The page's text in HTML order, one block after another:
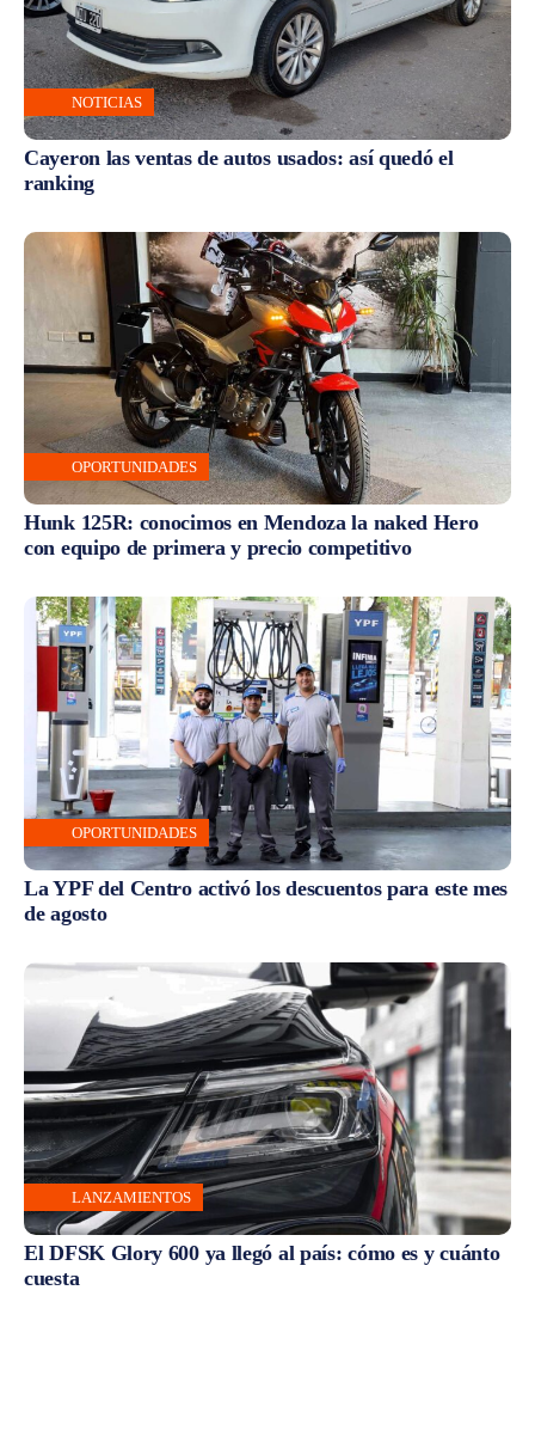
NOTICIAS
Cayeron las ventas de autos usados: así quedó el
ranking
OPORTUNIDADES
Hunk 125R: conocimos en Mendoza la naked Hero
con equipo de primera y precio competitivo
OPORTUNIDADES
La YPF del Centro activó los descuentos para este mes
de agosto
LANZAMIENTOS
El DFSK Glory 600 ya llegó al país: cómo es y cuánto
cuesta